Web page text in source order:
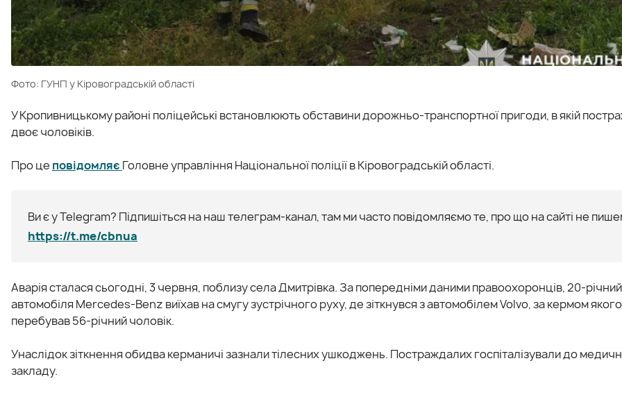
Фото: ГУНП у Кіровоградській області
У Кропивницькому районі поліцейські встановлюють обставини дорожньо-транспортної пригоди, в якій
двоє чоловіків.
Про це повідомляє Головне управління Національної поліції в Кіровоградській області.
Ви є у Telegram? Підпишіться на наш телеграм-канал, там ми часто повідомляємо те, про що на сайті не
https://t.me/cbnua
Аварія сталася сьогодні, 3 червня, поблизу села Дмитрівка. За попередніми даними правоохоронців, 20-
автомобіля Mercedes-Benz виїхав на смугу зустрічного руху, де зіткнувся з автомобілем Volvo, за кермом якого
перебував 56-річний чоловік.
Унаслідок зіткнення обидва керманичі зазнали тілесних ушкоджень. Постраждалих госпіталізували до
закладу.